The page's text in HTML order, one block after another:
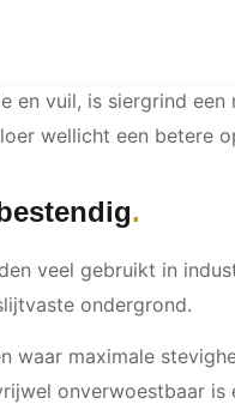
en slijtvaste
speelse textuur aan je
vuil, is siergrind een
wellicht een betere
veel gebruikt in
ondergrond.
maximale
onverwoestbaar is